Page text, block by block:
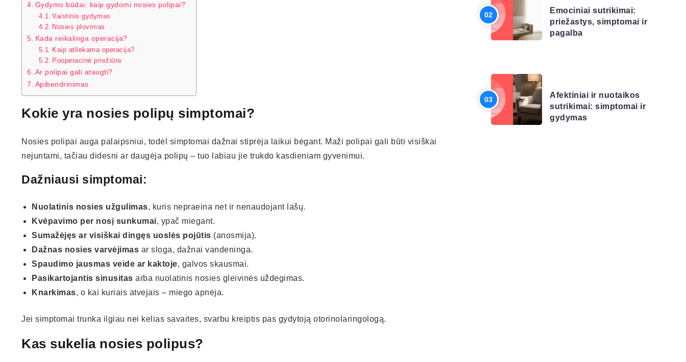
Gydymo būdai: kaip gydomi nosies polipai?
Vaistinis gydymas
Nosies plovimas
Kada reikalinga operacija?
Kaip atliekama operacija?
Pooperacinė priežiūra
Ar polipai gali ataugti?
Apibendrinimas
Kokie yra nosies polipų simptomai?
Nosies polipai auga palaipsniui, todėl simptomai dažnai stiprėja laikui bėgant. Maži polipai gali būti visiškai
nejuntami, tačiau didesni ar daugėja polipų – tuo labiau jie trukdo kasdieniam gyvenimui.
Dažniausi simptomai:
Nuolatinis nosies užgulimas, kuris nepraeina net ir nenaudojant lašų.
Kvėpavimo per nosį sunkumai, ypač miegant.
Sumažėjęs ar visiškai dingęs uoslės pojūtis (anosmija).
Dažnas nosies varvėjimas ar sloga, dažnai vandeninga.
Spaudimo jausmas veide ar kaktoje, galvos skausmai.
Pasikartojantis sinusitas arba nuolatinis nosies gleivinės uždegimas.
Knarkimas, o kai kuriais atvejais – miego apnėja.
Jei simptomai trunka ilgiau nei kelias savaites, svarbu kreiptis pas gydytoją otorinolaringologą.
Kas sukelia nosies polipus?
Emociniai sutrikimai:
priežastys, simptomai ir
pagalba
Afektiniai ir nuotaikos
sutrikimai: simptomai ir
gydymas